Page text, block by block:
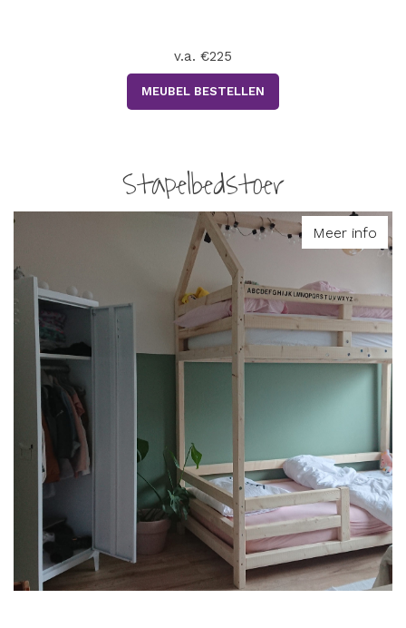
v.a. €225
MEUBEL BESTELLEN
Stapelbedstoer
Meer info